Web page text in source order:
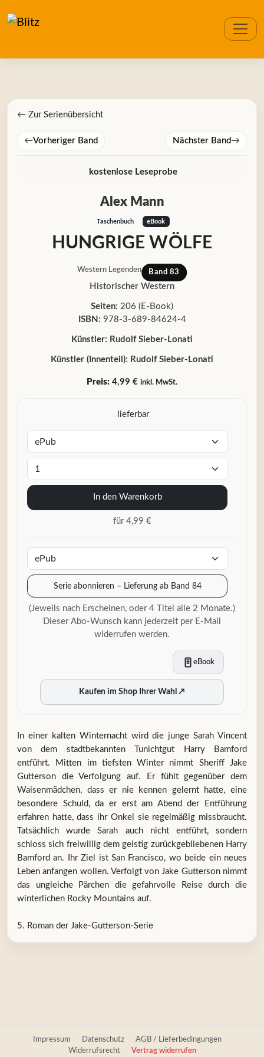
← Zur Serienübersicht
←Vorheriger Band Nächster Band→
kostenlose Leseprobe
Alex Mann
Taschenbuch eBook
HUNGRIGE WÖLFE
Western Legenden Band 83
Historischer Western
Seiten: 206 (E-Book)
ISBN: 978-3-689-84624-4
Künstler: Rudolf Sieber-Lonati
Künstler (Innenteil): Rudolf Sieber-Lonati
Preis: 4,99 € inkl. MwSt.
lieferbar
In den Warenkorb
für 4,99 €
Serie abonnieren – Lieferung ab Band 84
(Jeweils nach Erscheinen, oder 4 Titel alle 2 Monate.)
Dieser Abo-Wunsch kann jederzeit per E-Mail
widerrufen werden.
eBook
Kaufen im Shop Ihrer Wahl ↗
In einer kalten Winternacht wird die junge Sarah Vincent
von dem stadtbekannten Tunichtgut Harry Bamford
entführt. Mitten im tiefsten Winter nimmt Sheriff Jake
Gutterson die Verfolgung auf. Er fühlt gegenüber dem
Waisenmädchen, dass er nie kennen gelernt hatte, eine
besondere Schuld, da er erst am Abend der Entführung
erfahren hatte, dass ihr Onkel sie regelmäßig missbraucht.
Tatsächlich wurde Sarah auch nicht entführt, sondern
schloss sich freiwillig dem geistig zurückgebliebenen Harry
Bamford an. Ihr Ziel ist San Francisco, wo beide ein neues
Leben anfangen wollen. Verfolgt von Jake Gutterson nimmt
das ungleiche Pärchen die gefahrvolle Reise durch die
winterlichen Rocky Mountains auf.
5. Roman der Jake-Gutterson-Serie
Impressum Datenschutz
AGB / Lieferbedingungen
Widerrufsrecht
Vertrag widerrufen